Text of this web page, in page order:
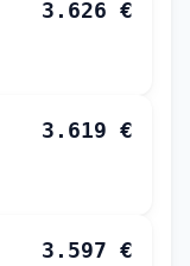
3.626 €
3.619 €
3.597 €